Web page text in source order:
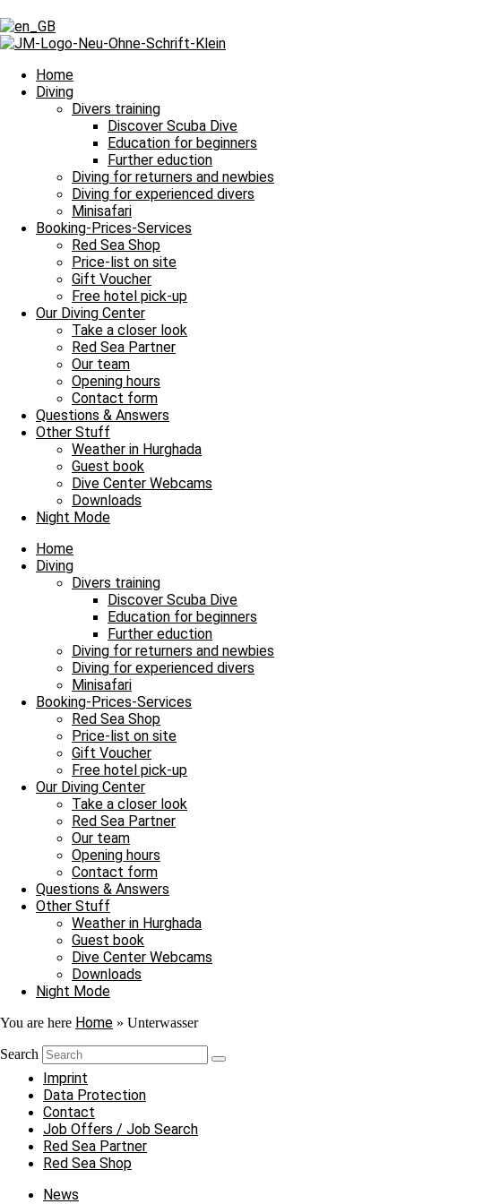
Home
Diving
Divers training
Discover Scuba Dive
Education for beginners
Further eduction
Diving for returners and newbies
Diving for experienced divers
Minisafari
Booking-Prices-Services
Red Sea Shop
Price-list on site
Gift Voucher
Free hotel pick-up
Our Diving Center
Take a closer look
Red Sea Partner
Our team
Opening hours
Contact form
Questions & Answers
Other Stuff
Weather in Hurghada
Guest book
Dive Center Webcams
Downloads
Night Mode
Home
Diving
Divers training
Discover Scuba Dive
Education for beginners
Further eduction
Diving for returners and newbies
Diving for experienced divers
Minisafari
Booking-Prices-Services
Red Sea Shop
Price-list on site
Gift Voucher
Free hotel pick-up
Our Diving Center
Take a closer look
Red Sea Partner
Our team
Opening hours
Contact form
Questions & Answers
Other Stuff
Weather in Hurghada
Guest book
Dive Center Webcams
Downloads
Night Mode
You are here Home » Unterwasser
Search
Tag: Unterwasser
Tag: Unterwasser
Our Daily Dive Trips
Maske auf und ab ins erfrischende Blau
Bitte einmal aktualisieren, um den Inhalt richtig anzuzeigen Maske auf und ab ins
Read more »
12. June 2026No Comments
Our Daily Dive Trips
Wir feiern die Wochenmitte Unterwasser
Wir feiern die Wochenmitte Unterwasser und damit heißt es Leinen los für unsere
Read more »
31. July 2024No Comments
Our Daily Dive Trips
Drei Tauchgänge als Sonntagsspaziergang
Drei Tauchgänge als Sonntagsspaziergang und damit heißt es Leinen los für
Read more »
28. July 2024
Our Daily Dive Trips
Fische zählen am Samstag
Fische zählen am Samstag und damit heißt es Leinen los für unsere täglichen
Read more »
3. February 2024No Comments
Spaziergang mit einer Schildkröte im Roten Meer
Spaziergang mit einer Schildkröte im Roten Meer Auf unseren Reisen in die
Read more »
5. October 2023No Comments
Neue Tauchattraktion vor Hurghada
Neue Tauchattraktion vor Hurghada Hurghada hat eine neue Tauchattraktion,
Read more »
28. September 20231 Comment
Our Daily Dive Trips
Neues aus der Unterwasserwelt
Read more »
22. August 2020No Comments
Imprint
Data Protection
Contact
Job Offers / Job Search
Red Sea Partner
Red Sea Shop
News